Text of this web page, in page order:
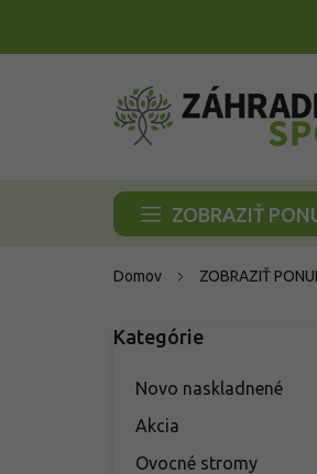
obsah
ZOBRAZIŤ
Domov ZOBRAZIŤ
o
Preskočiť
Kategórie
Novo naskladnené
Akcia
Ovocné stromy